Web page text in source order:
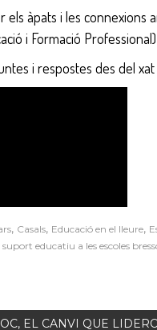
els àpats i les connexions
i Formació Professional)
i respostes des del
, Casals, Educació en el lleure,
suport educatiu a les escoles
EL CANVI QUE